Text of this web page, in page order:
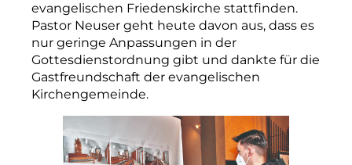
evangelischen Friedenskirche stattfinden.
Pastor Neuser geht heute davon aus, dass es
nur geringe Anpassungen in der
Gottesdienst­ordnung gibt und dankte für die
Gastfreundschaft der evangelischen
Kirchengemeinde.